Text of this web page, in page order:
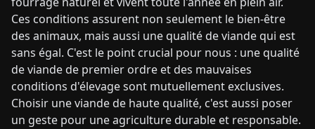
Ces conditions assurent non seulement le bien-être
des animaux, mais aussi une qualité de viande qui est
sans égal. C'est le point crucial pour nous : une qualité
de viande de premier ordre et des mauvaises
conditions d'élevage sont mutuellement exclusives.
Choisir une viande de haute qualité, c'est aussi poser
un geste pour une agriculture durable et responsable.